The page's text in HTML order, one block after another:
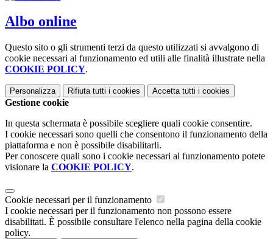
Albo online
Questo sito o gli strumenti terzi da questo utilizzati si avvalgono di
cookie necessari al funzionamento ed utili alle finalità illustrate nella
COOKIE POLICY.
Personalizza Rifiuta tutti i cookies Accetta tutti i cookies
Gestione cookie
In questa schermata è possibile scegliere quali cookie consentire.
I cookie necessari sono quelli che consentono il funzionamento della
piattaforma e non è possibile disabilitarli.
Per conoscere quali sono i cookie necessari al funzionamento potete
visionare la COOKIE POLICY.
Cookie necessari per il funzionamento
I cookie necessari per il funzionamento non possono essere
disabilitati. È possibile consultare l'elenco nella pagina della cookie
policy.